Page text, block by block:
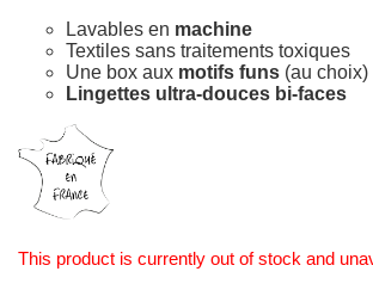
Lavables en machine
Textiles sans traitements toxiques
Une box aux motifs funs (au choix)
Lingettes ultra-douces bi-faces
This product is currently out of stock and